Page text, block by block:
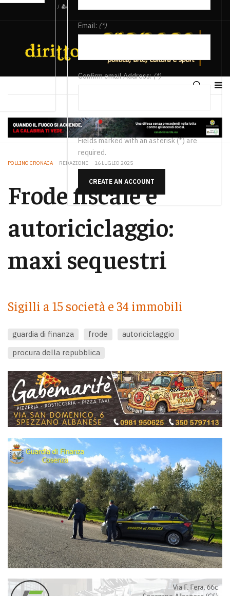
/
Email: (*)
Confirm email Address:(*)
Fields marked with an asterisk (*) are
required.
CREATE AN ACCOUNT
POLLINO CRONACA REDAZIONE 16 LUGLIO 2025
Frode fiscale e
autoriciclaggio:
maxi sequestri
Sigilli a 15 società e 34 immobili
guardia di finanza frode
autoriciclaggio
procura della repubblica